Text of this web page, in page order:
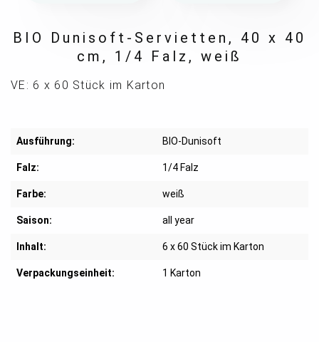
BIO Dunisoft-Servietten, 40 x 40
cm, 1/4 Falz, weiß
VE: 6 x 60 Stück im Karton
Ausführung: BIO-Dunisoft
Falz: 1/4 Falz
Farbe: weiß
Saison: all year
Inhalt: 6 x 60 Stück im Karton
Verpackungseinheit: 1 Karton